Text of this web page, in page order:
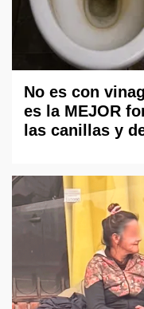
No es con
es la MEJOR
las canillas y